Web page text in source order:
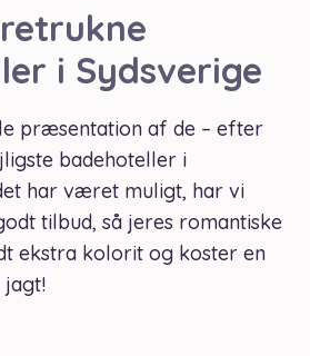
i Sydsverige
præsentation af de – efter
badehoteller i
har været muligt, har vi
tilbud, så jeres romantiske
ekstra kolorit og koster en
jagt!